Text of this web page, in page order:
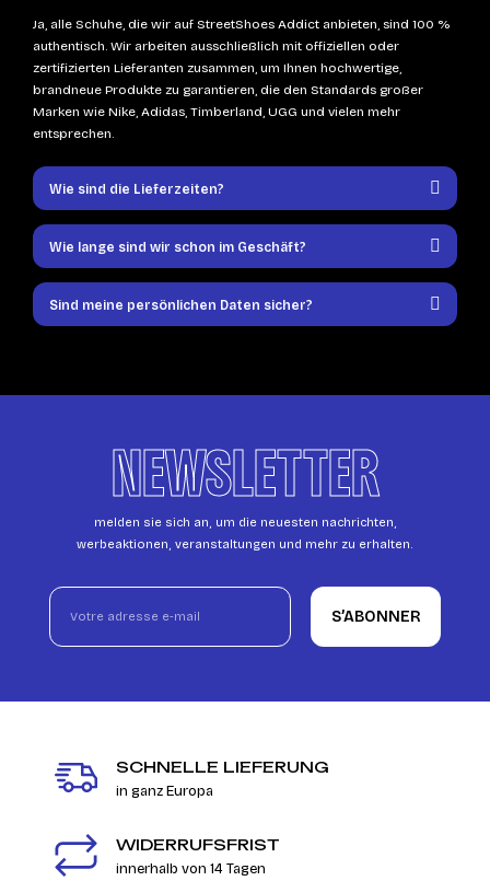
Ja, alle Schuhe, die wir auf StreetShoes Addict anbieten, sind 100 %
authentisch. Wir arbeiten ausschließlich mit offiziellen oder
zertifizierten Lieferanten zusammen, um Ihnen hochwertige,
brandneue Produkte zu garantieren, die den Standards großer
Marken wie Nike, Adidas, Timberland, UGG und vielen mehr
entsprechen.
Wie sind die Lieferzeiten?
Wie lange sind wir schon im Geschäft?
Sind meine persönlichen Daten sicher?
NEWSLETTER
melden sie sich an, um die neuesten nachrichten,
werbeaktionen, veranstaltungen und mehr zu erhalten.
S’ABONNER
SCHNELLE LIEFERUNG
in ganz Europa
WIDERRUFSFRIST
innerhalb von 14 Tagen